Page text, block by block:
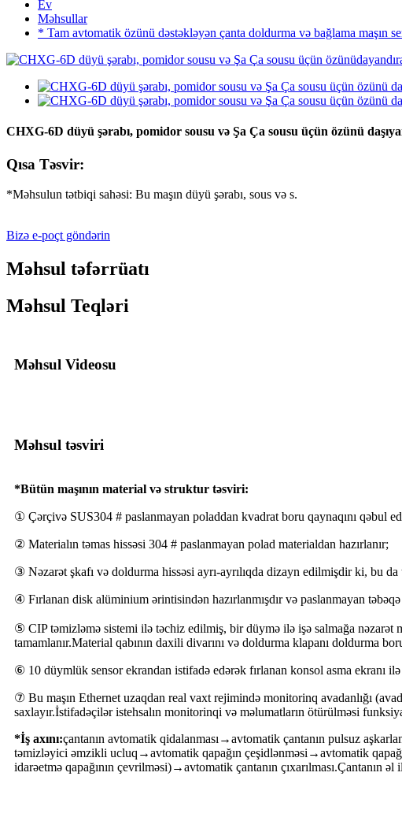
Ev
Məhsullar
* Tam avtomatik özünü dəstəkləyən çanta doldurma və bağlama maşın
CHXG-6D düyü şərabı, pomidor sousu və Şa Ça sousu üçün özünü
Qısa Təsvir:
*Məhsulun tətbiqi sahəsi: Bu maşın düyü şərabı, sous və s.
Bizə e-poçt göndərin
Məhsul təfərrüatı
Məhsul Teqləri
Məhsul Videosu
Məhsul təsviri
*Bütün maşının material və struktur təsviri:
① Çərçivə SUS304 # paslanmayan poladdan kvadrat boru qaynaqını qəbul
② Materialın təmas hissəsi 304 # paslanmayan polad materialdan hazırlanır;
③ Nəzarət şkafı və doldurma hissəsi ayrı-ayrılıqda dizayn edilmişdir ki, bu
④ Fırlanan disk alüminium ərintisindən hazırlanmışdır və paslanmayan
⑤ CIP təmizləmə sistemi ilə təchiz edilmiş, bir düymə ilə işə salmağa nəzarət
tamamlanır.Material qabının daxili divarını və doldurma klapanı doldurma
⑥ 10 düymlük sensor ekrandan istifadə edərək fırlanan konsol asma ekranı
⑦ Bu maşın Ethernet uzaqdan real vaxt rejimində monitorinq avadanlığı
saxlayır.İstifadəçilər istehsalın monitorinqi və məlumatların ötürülməsi
*İş axını:çantanın avtomatik qidalanması→avtomatik çantanın pulsuz
təmizləyici əmzikli ucluq→avtomatik qapağın çeşidlənməsi→avtomatik
idarəetmə qapağının çevrilməsi)→avtomatik çantanın çıxarılması.Çantanın